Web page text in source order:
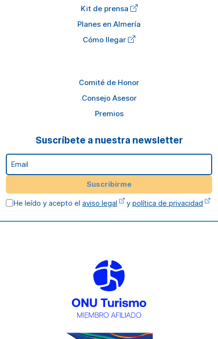
Kit de prensa
Planes en Almería
Cómo llegar
Comité de Honor
Consejo Asesor
Premios
Suscríbete a nuestra newsletter
Email
Suscribirme
He leído y acepto elaviso legal ypolítica de privacidad